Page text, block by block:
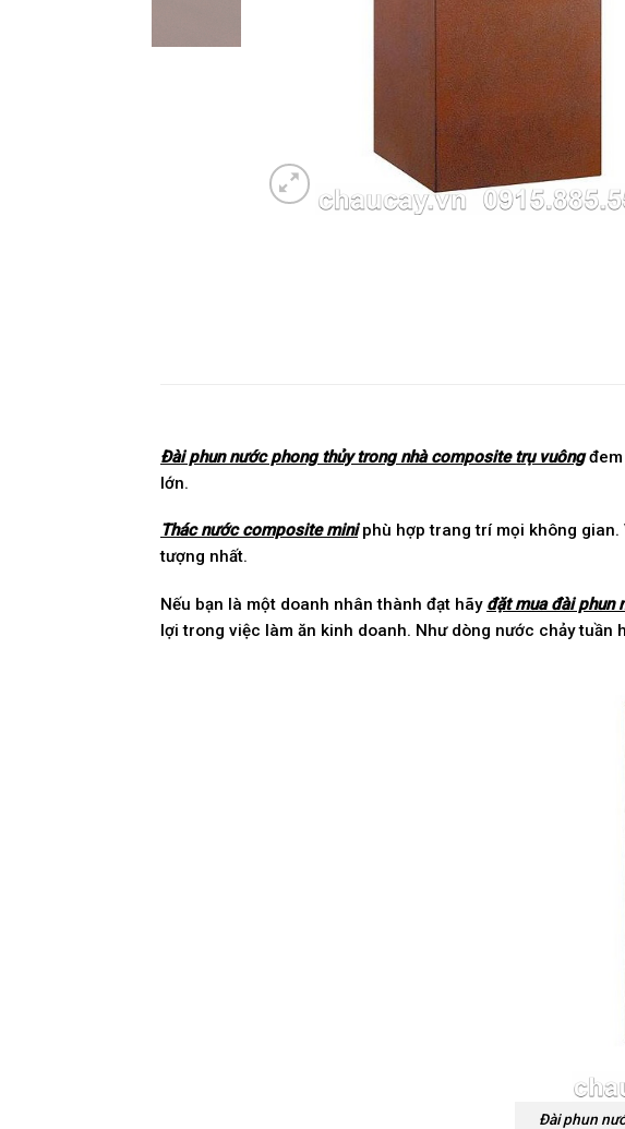
Đài phun nước phong thủy trong nhà composite trụ vuôngđem
lớn.
Thác nước composite miniphù hợp trang trí mọi không gian.
tượng nhất.
Nếu bạn là một doanh nhân thành đạt hãy đặt mua đài phun
lợi trong việc làm ăn kinh doanh. Như dòng nước chảy tuần
Đài phun